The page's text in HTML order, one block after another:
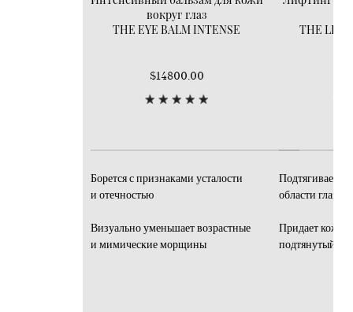
вокруг глаз
THE EYE BALM INTENSE
$14800.00
Борется с признаками усталости
и отечностью
Визуально уменьшает возрастные
и мимические морщины
THE
Подтягивает
области глаз
Придает коже
подтянутый